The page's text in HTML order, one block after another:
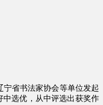
宁省书法家协会等单位发起
中选优，从中评选出获奖作